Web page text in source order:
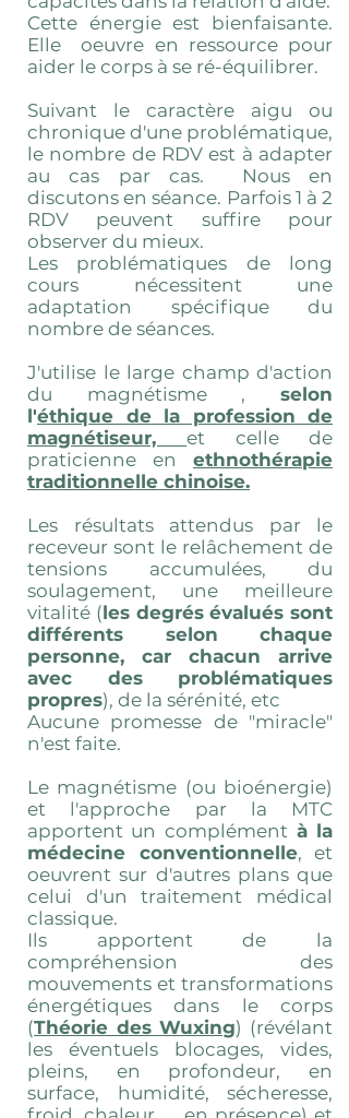
Cette énergie est bienfaisante.
Elle oeuvre en ressource pour
aider le corps à se ré-équilibrer.
Suivant le caractère aigu ou
chronique d'une problématique,
le nombre de RDV est à adapter
au cas par cas. Nous en
discutons en séance. Parfois 1 à 2
RDV peuvent suffire pour
observer du mieux.
Les problématiques de long
cours nécessitent une
adaptation spécifique du
nombre de séances.
J'utilise le large champ d'action
du magnétisme , selon
l'éthique de la profession de
magnétiseur,et celle de
praticienne en ethnothérapie
traditionnelle chinoise.
Les résultats attendus par le
receveur sont le relâchement de
tensions accumulées, du
soulagement, une meilleure
vitalité (les degrés évalués sont
différents selon chaque
personne, car chacun arrive
avec des problématiques
propres), de la sérénité, etc
Aucune promesse de "miracle"
n'est faite.
Le magnétisme (ou bioénergie)
et l'approche par la MTC
apportent un complémentà la
médecine conventionnelle, et
oeuvrent sur d'autres plans que
celui d'un traitement médical
classique.
Ils apportent de la
compréhension des
mouvements et transformations
énergétiques dans le corps
(Théorie des Wuxing) (révélant
les éventuels blocages, vides,
pleins, en profondeur, en
surface, humidité, sécheresse,